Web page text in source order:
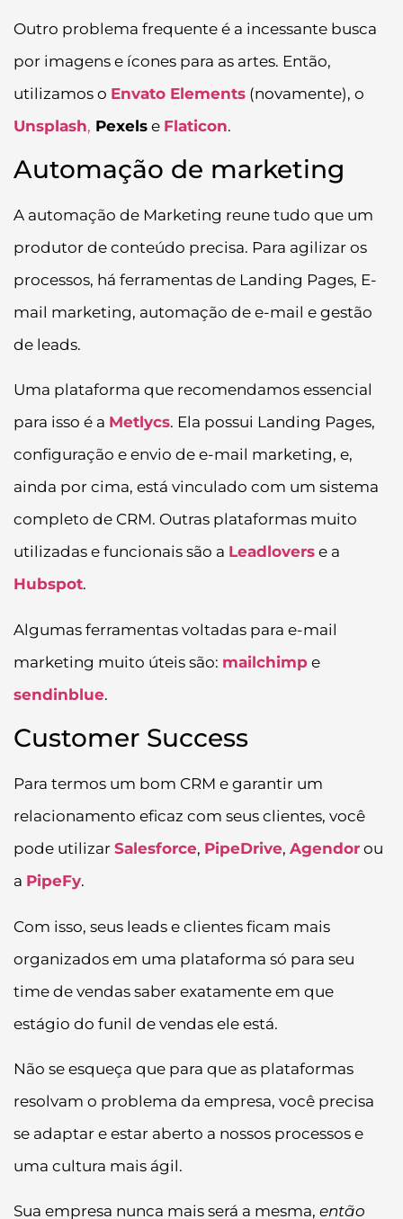
Outro problema frequente é a incessante busca
por imagens e ícones para as artes. Então,
utilizamos o Envato Elements (novamente), o
Unsplash, Pexels e Flaticon.
Automação de marketing
A automação de Marketing reune tudo que um
produtor de conteúdo precisa. Para agilizar os
processos, há ferramentas de Landing Pages, E-
mail marketing, automação de e-mail e gestão
de leads.
Uma plataforma que recomendamos essencial
para isso é a Metlycs. Ela possui Landing Pages,
configuração e envio de e-mail marketing, e,
ainda por cima, está vinculado com um sistema
completo de CRM. Outras plataformas muito
utilizadas e funcionais são a Leadlovers e a
Hubspot.
Algumas ferramentas voltadas para e-mail
marketing muito úteis são: mailchimp e
sendinblue.
Customer Success
Para termos um bom CRM e garantir um
relacionamento eficaz com seus clientes, você
pode utilizar Salesforce, PipeDrive, Agendor ou
a PipeFy.
Com isso, seus leads e clientes ficam mais
organizados em uma plataforma só para seu
time de vendas saber exatamente em que
estágio do funil de vendas ele está.
Não se esqueça que para que as plataformas
resolvam o problema da empresa, você precisa
se adaptar e estar aberto a nossos processos e
uma cultura mais ágil.
Sua empresa nunca mais será a mesma, então